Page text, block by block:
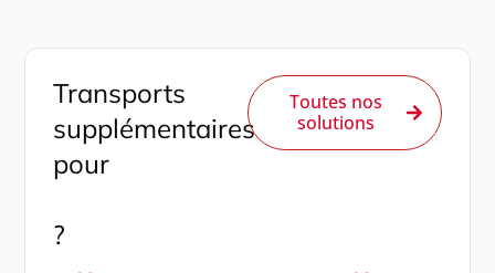
Transports
supplémentaires
pour
?
Toutes nos
solutions